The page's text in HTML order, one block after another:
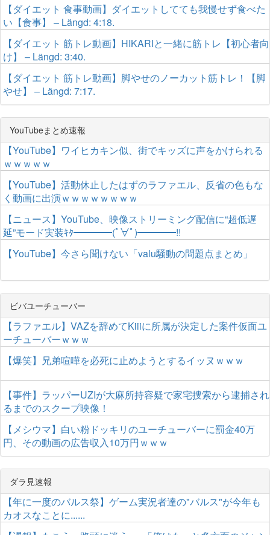
【ダイエット 食事動画】ダイエットしてても我慢せず食べた
い【食事】 – Längd: 4:18.
【ダイエット 筋トレ動画】HIKARIと一緒に筋トレ【初心者向
け】 – Längd: 3:40.
【ダイエット 筋トレ動画】脚やせのノーカット筋トレ！【脚
やせ】 – Längd: 7:17.
YouTubeまとめ速報
【YouTube】ワイヒカキン似、街でキッズに声をかけられる
ｗｗｗｗｗ
【YouTube】活動休止したはずのラファエル、反省の色もな
く動画に出演ｗｗｗｗｗｗｗｗ
【ニュース】YouTube、映像ストリーミング配信に“超低遅
延”モード実装ｷﾀ━━━━(ﾟ∀ﾟ)━━━━!!
【YouTube】今さら聞けない「valu騒動の問題点まとめ」
ビバユーチューバー
【ラファエル】VAZを辞めてKiiiに所属が決定した案件仮面ユ
ーチューバーｗｗｗ
【爆笑】兄弟喧嘩を必死に止めようとするイッヌｗｗｗ
【事件】ラッパーUZIが大麻所持容疑で家宅捜索から逮捕され
るまでのスクープ映像！
【メシウマ】白い粉ドッキリのユーチューバーに罰金40万
円、その動画の広告収入10万円ｗｗｗ
ダラ見速報
【年に一度のバルス祭】ゲーム実況者達の"バルス"が今年も
カオスなことに......